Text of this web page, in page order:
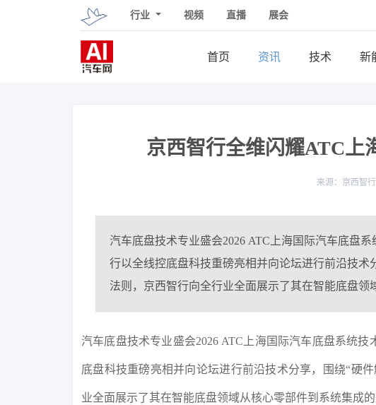
行业 视频 直播 展会
首页 资讯 技术
京西智行全维闪耀ATC上
京西智行
汽车底盘技术专业盛会2026 ATC上海国际汽车底盘
行以全线控底盘科技重磅亮相并向论坛进行前沿技
法则，京西智行向全行业全面展示了其在智能底盘领
汽车底盘技术专业盛会2026 ATC上海国际汽车底盘系统
底盘科技重磅亮相并向论坛进行前沿技术分享，围绕“硬
业全面展示了其在智能底盘领域从核心零部件到系统集成的